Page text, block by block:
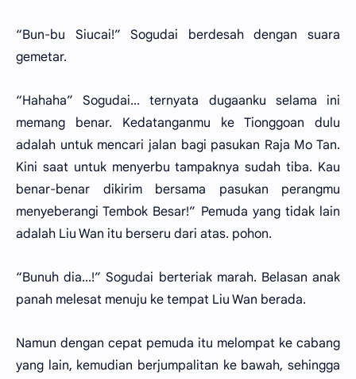
“Bun-bu Siucai!” Sogudai berdesah dengan suara
gemetar.
“Hahaha” Sogudai... ternyata dugaanku selama ini
memang benar. Kedatanganmu ke Tionggoan dulu
adalah untuk mencari jalan bagi pasukan Raja Mo Tan.
Kini saat untuk menyerbu tampaknya sudah tiba. Kau
benar-benar dikirim bersama pasukan perangmu
menyeberangi Tembok Besar!” Pemuda yang tidak lain
adalah Liu Wan itu berseru dari atas. pohon.
“Bunuh dia...!” Sogudai berteriak marah. Belasan anak
panah melesat menuju ke tempat Liu Wan berada.
Namun dengan cepat pemuda itu melompat ke cabang
yang lain, kemudian berjumpalitan ke bawah, sehingga